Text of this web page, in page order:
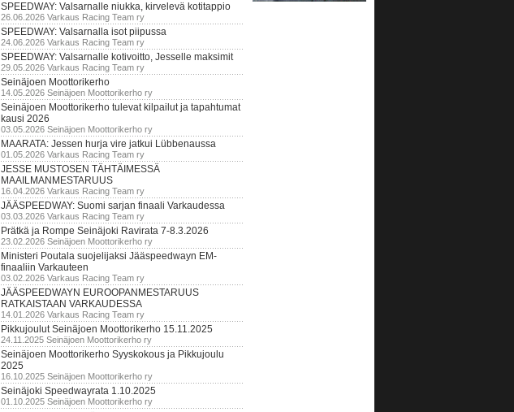
SPEEDWAY: Valsarnalle niukka, kirvelevä kotitappio
26.06.2026 Varkaus Racing Team ry
SPEEDWAY: Valsarnalla isot piipussa
24.06.2026 Varkaus Racing Team ry
SPEEDWAY: Valsarnalle kotivoitto, Jesselle maksimit
29.05.2026 Varkaus Racing Team ry
Seinäjoen Moottorikerho
14.05.2026 Seinäjoen Moottorikerho ry
Seinäjoen Moottorikerho tulevat kilpailut ja tapahtumat
kausi 2026
03.05.2026 Seinäjoen Moottorikerho ry
MAARATA: Jessen hurja vire jatkui Lübbenaussa
01.05.2026 Varkaus Racing Team ry
JESSE MUSTOSEN TÄHTÄIMESSÄ
MAAILMANMESTARUUS
16.04.2026 Varkaus Racing Team ry
JÄÄSPEEDWAY: Suomi sarjan finaali Varkaudessa
03.03.2026 Varkaus Racing Team ry
Prätkä ja Rompe Seinäjoki Ravirata 7-8.3.2026
23.02.2026 Seinäjoen Moottorikerho ry
Ministeri Poutala suojelijaksi Jääspeedwayn EM-
finaaliin Varkauteen
03.02.2026 Varkaus Racing Team ry
JÄÄSPEEDWAYN EUROOPANMESTARUUS
RATKAISTAAN VARKAUDESSA
14.01.2026 Varkaus Racing Team ry
Pikkujoulut Seinäjoen Moottorikerho 15.11.2025
24.11.2025 Seinäjoen Moottorikerho ry
Seinäjoen Moottorikerho Syyskokous ja Pikkujoulu
2025
16.10.2025 Seinäjoen Moottorikerho ry
Seinäjoki Speedwayrata 1.10.2025
01.10.2025 Seinäjoen Moottorikerho ry